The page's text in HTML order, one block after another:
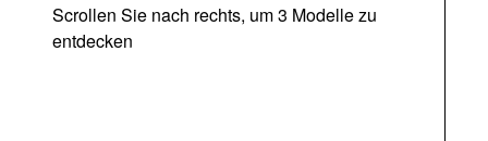
Scrollen Sie nach rechts, um 3 Modelle zu
entdecken